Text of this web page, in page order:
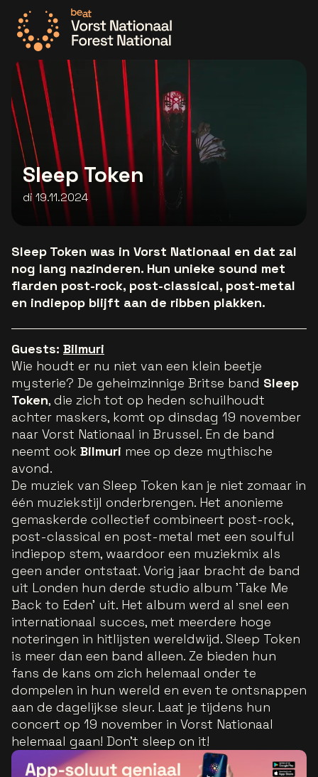
Ga naar de homepage
Sleep Token
di 19.11.2024
Sleep Token was in Vorst Nationaal en dat zal
nog lang nazinderen. Hun unieke sound met
flarden post-rock, post-classical, post-metal
en indiepop blijft aan de ribben plakken.
Guests: Bilmuri
Wie houdt er nu niet van een klein beetje
mysterie? De geheimzinnige Britse band Sleep
Token, die zich tot op heden schuilhoudt
achter maskers, komt op dinsdag 19 november
naar Vorst Nationaal in Brussel. En de band
neemt ook Bilmuri mee op deze mythische
avond.
De muziek van Sleep Token kan je niet zomaar in
één muziekstijl onderbrengen. Het anonieme
gemaskerde collectief combineert post-rock,
post-classical en post-metal met een soulful
indiepop stem, waardoor een muziekmix als
geen ander ontstaat. Vorig jaar bracht de band
uit Londen hun derde studio album 'Take Me
Back to Eden' uit. Het album werd al snel een
internationaal succes, met meerdere hoge
noteringen in hitlijsten wereldwijd. Sleep Token
is meer dan een band alleen. Ze bieden hun
fans de kans om zich helemaal onder te
dompelen in hun wereld en even te ontsnappen
aan de dagelijkse sleur. Laat je tijdens hun
concert op 19 november in Vorst Nationaal
helemaal gaan! Don't sleep on it!